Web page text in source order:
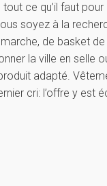
ce qu’il faut pour
soyez à la
de basket
la ville en selle
adapté.
cri: l’offre y est